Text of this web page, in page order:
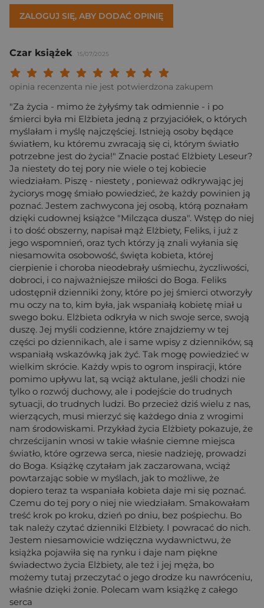
ZALOGUJ SIĘ, ABY DODAĆ OPINIĘ
Czar książek 15/07/2025
Twoja ocena:
Twoja ocena: Wybitna 9/
Twoja ocena: Rewelacyjna 8/
Twoja ocena: Bardzo dobra 7/10"
Twoja ocena: Dobra 6/10"
Twoja ocena: Przeciętna 5/10"
Twoja ocena: Może być 4/10"
Twoja ocena: Słaba 3/10"
Twoja ocena: Bardzo słaba 2/10"
Twoja ocena: Beznadziejna 1/10"
opinia recenzenta nie jest potwierdzona zakupem
"Za życia - mimo że żyłyśmy tak odmiennie - i po
śmierci była mi Elżbieta jedną z przyjaciółek, o których
myślałam i myślę najczęściej. Istnieją osoby będące
światłem, ku któremu zwracają się ci, którym światło
potrzebne jest do życia!" Znacie postać Elżbiety Leseur?
Ja niestety do tej pory nie wiele o tej kobiecie
wiedziałam. Piszę - niestety , ponieważ odkrywając jej
życiorys mogę śmiało powiedzieć, że każdy powinien ją
poznać. Jestem zachwycona jej osobą, którą poznałam
dzięki cudownej książce "Milcząca dusza". Wstęp do niej
i to dość obszerny, napisał mąż Elżbiety, Feliks, i już z
jego wspomnień, oraz tych którzy ją znali wyłania się
niesamowita osobowość, święta kobieta, której
cierpienie i choroba nieodebrały uśmiechu, życzliwości,
dobroci, i co najważniejsze miłości do Boga. Feliks
udostępnił dzienniki żony, które po jej śmierci otworzyły
mu oczy na to, kim była, jak wspaniałą kobietę miał u
swego boku. Elżbieta odkryła w nich swoje serce, swoją
duszę. Jej myśli codzienne, które znajdziemy w tej
części po dziennikach, ale i same wpisy z dzienników, są
wspaniałą wskazówką jak żyć. Tak mogę powiedzieć w
wielkim skrócie. Każdy wpis to ogrom inspiracji, które
pomimo upływu lat, są wciąż aktulane, jeśli chodzi nie
tylko o rozwój duchowy, ale i podejście do trudnych
sytuacji, do trudnych ludzi. Bo przecież dziś wielu z nas,
wierzących, musi mierzyć się każdego dnia z wrogimi
nam środowiskami. Przykład życia Elżbiety pokazuje, że
chrześcijanin wnosi w takie właśnie ciemne miejsca
światło, które ogrzewa serca, niesie nadzieję, prowadzi
do Boga. Książkę czytałam jak zaczarowana, wciąż
powtarzając sobie w myślach, jak to możliwe, że
dopiero teraz ta wspaniała kobieta daje mi się poznać.
Czemu do tej pory o niej nie wiedziałam. Smakowałam
treść krok po kroku, dzień po dniu, bez pośpiechu. Bo
tak należy czytać dzienniki Elżbiety. I powracać do nich.
Jestem niesamowicie wdzięczna wydawnictwu, że
książka pojawiła się na rynku i daje nam piękne
świadectwo życia Elżbiety, ale też i jej męża, bo
możemy tutaj przeczytać o jego drodze ku nawróceniu,
właśnie dzięki żonie. Polecam wam książkę z całego
serca